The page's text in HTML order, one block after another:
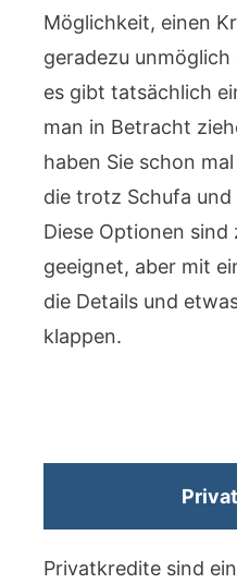
Möglichkeit, einen
geradezu unmöglich
es gibt tatsächlich
man in Betracht
haben Sie schon
die trotz Schufa
Diese Optionen
geeignet, aber mit
die Details und
klappen.
Privatkredite sind